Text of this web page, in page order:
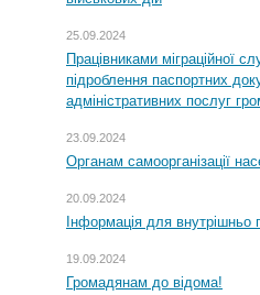
25.09.2024
Працівниками міграційної
підроблення паспортних
адміністративних послуг
23.09.2024
Органам самоорганізації
20.09.2024
Інформація для внутрішньо
19.09.2024
Громадянам до відома!